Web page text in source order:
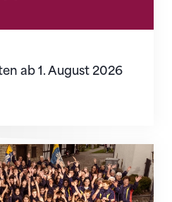
ab 1. August 2026
ist